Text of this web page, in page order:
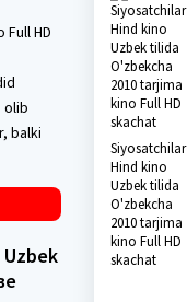
HD
olib
balki
Siyosatchilar
Hind kino
Uzbek tilida
O'zbekcha
2010 tarjima
kino Full HD
skachat